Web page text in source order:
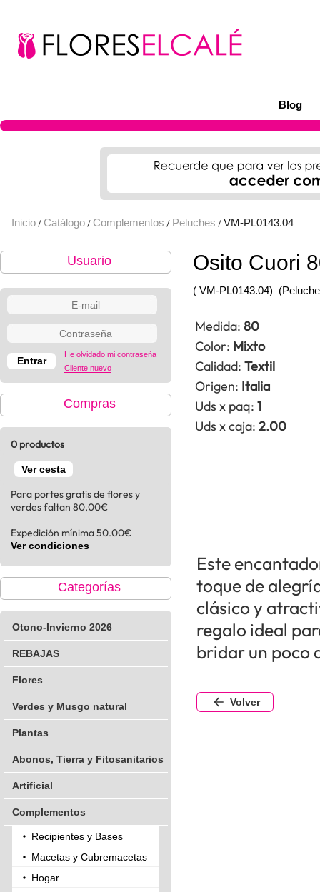
Blog
Inicio / Catálogo / Complementos / Peluches / VM-PL0143.04
Usuario
He olvidado mi contraseña
Cliente nuevo
Compras
0 productos
Ver cesta
Para portes gratis de flores y
verdes faltan 80,00€
Expedición mínima 50.00€
Ver condiciones
Categorías
Otono-Invierno 2026
REBAJAS
Flores
Verdes y Musgo natural
Plantas
Abonos, Tierra y Fitosanitarios
Artificial
Complementos
Recipientes y Bases
Macetas y Cubremacetas
Hogar
Osito Cuori
( VM-PL0143.04)
Medida: 80
Color: Mixto
Calidad: Textil
Origen: Italia
Uds x paq: 1
Uds x caja: 2.00
Este
toque de
clásico y
regalo ideal
bridar un poco
Volver